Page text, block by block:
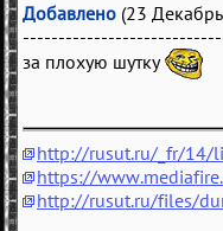
Добавлено (23
за плохую шутку
http://rusut.ru/_fr/14/
https://
http://rusut.ru/files/